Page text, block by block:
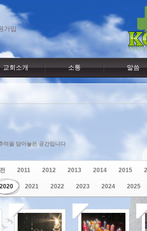
가입
교회소개 소통 말씀
억을 담아놓은 공간입니다
2011 2012 2013 2014 2015
2020 2021 2022 2023 2024 2025